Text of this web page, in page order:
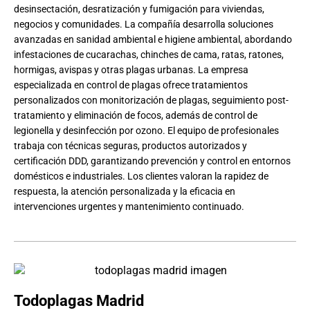
desinsectación, desratización y fumigación para viviendas,
negocios y comunidades. La compañía desarrolla soluciones
avanzadas en sanidad ambiental e higiene ambiental, abordando
infestaciones de cucarachas, chinches de cama, ratas, ratones,
hormigas, avispas y otras plagas urbanas. La empresa
especializada en control de plagas ofrece tratamientos
personalizados con monitorización de plagas, seguimiento post-
tratamiento y eliminación de focos, además de control de
legionella y desinfección por ozono. El equipo de profesionales
trabaja con técnicas seguras, productos autorizados y
certificación DDD, garantizando prevención y control en entornos
domésticos e industriales. Los clientes valoran la rapidez de
respuesta, la atención personalizada y la eficacia en
intervenciones urgentes y mantenimiento continuado.
Todoplagas Madrid